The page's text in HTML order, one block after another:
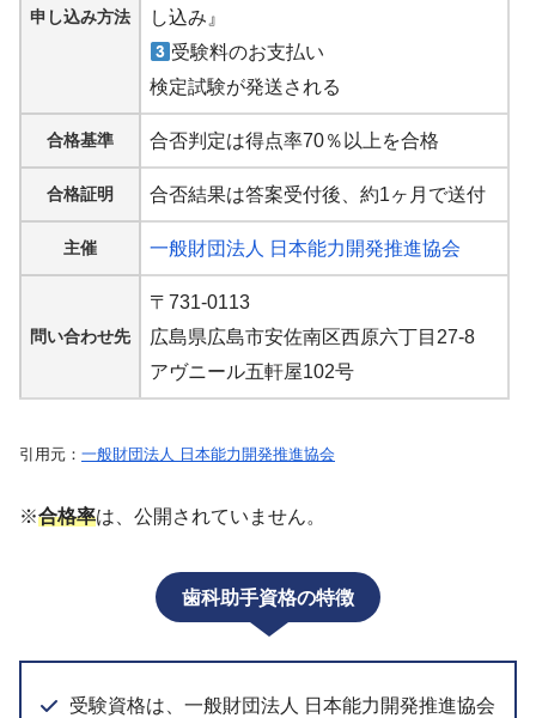
申し込み方法
し込み』
受験料のお支払い
検定試験が発送される
合格基準 合否判定は得点率70％以上を合格
合格証明 合否結果は答案受付後、約1ヶ月で送付
主催 一般財団法人 日本能力開発推進協会
問い合わせ先
〒731-0113
広島県広島市安佐南区西原六丁目27-8
アヴニール五軒屋102号
引用元： 一般財団法人 日本能力開発推進協会
※合格率は、公開されていません。
歯科助手資格の特徴
受験資格は、一般財団法人 日本能力開発推進協会